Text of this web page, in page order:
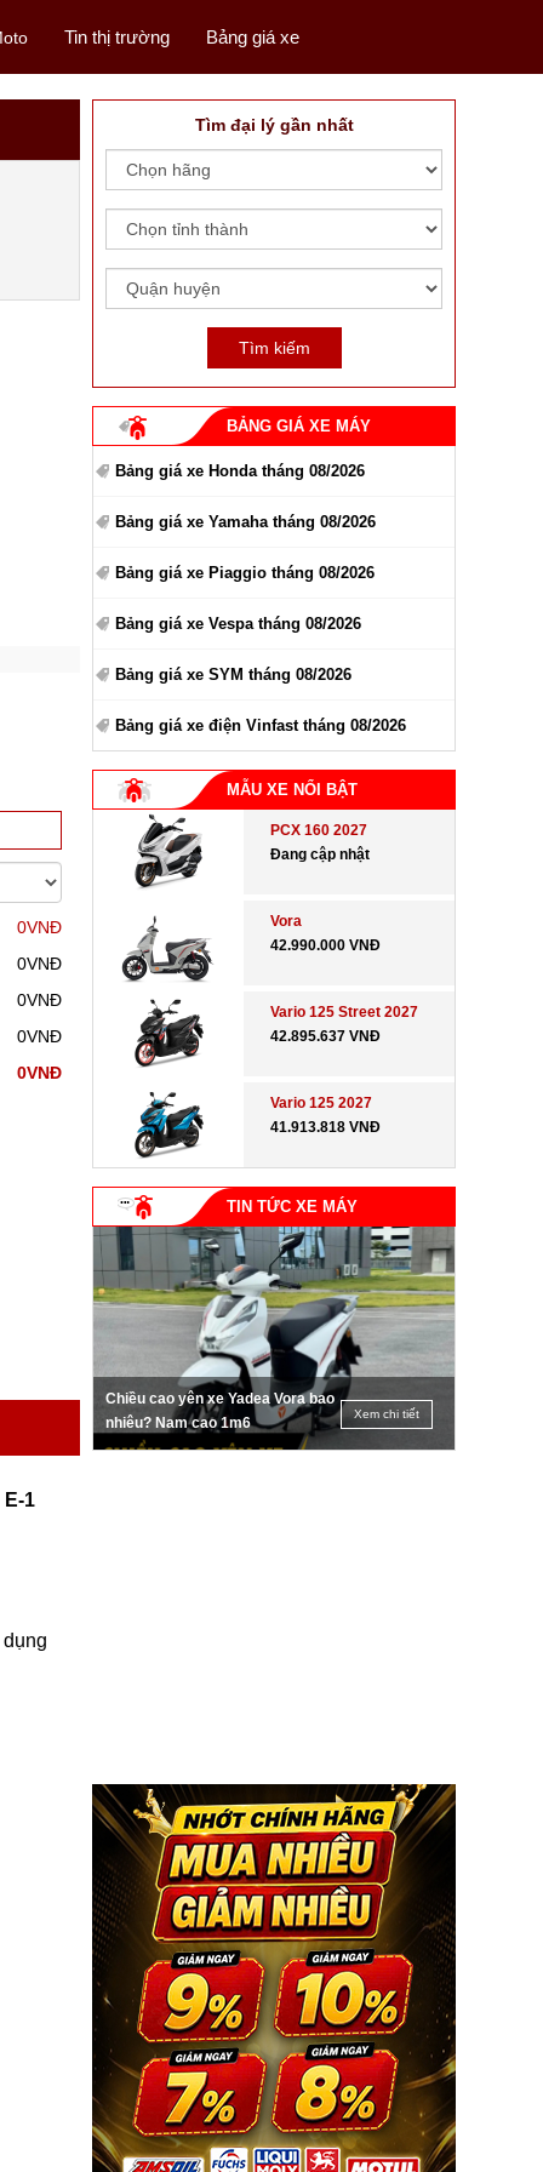
Tin thị trường Bảng giá xe
0VNĐ
0VNĐ
0VNĐ
0VNĐ
0VNĐ
E-1
Tìm đại lý gần nhất
BẢNG GIÁ XE MÁY
Bảng giá xe Honda tháng 08/2026
Bảng giá xe Yamaha tháng 08/2026
Bảng giá xe Piaggio tháng 08/2026
Bảng giá xe Vespa tháng 08/2026
Bảng giá xe SYM tháng 08/2026
Bảng giá xe điện Vinfast tháng 08/2026
MẪU XE NỔI BẬT
PCX 160 2027
Đang cập nhật
Vora
42.990.000 VNĐ
Vario 125 Street 2027
42.895.637 VNĐ
Vario 125 2027
41.913.818 VNĐ
TIN TỨC XE MÁY
Chiều cao yên xe Yadea Vora bao
nhiêu? Nam cao 1m6
Xem chi tiết